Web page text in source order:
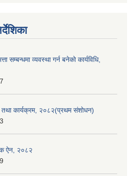
सम्बन्धमा व्यवस्था गर्न बनेको कार्यविधि,
तथा कार्यक्रम, २०८२(प्रथम संशोधन)
ऐन, २०८२